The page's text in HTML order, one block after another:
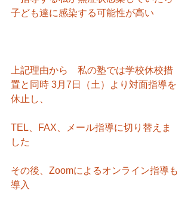
子ども達に感染する可能性が高い
上記理由から　私の塾では学校休校措
置と同時 3月7日（土）より対面指導を
休止し、
TEL、FAX、メール指導に切り替えま
した
その後、Zoomによるオンライン指導も
導入